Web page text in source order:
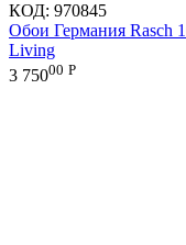
КОД: 970845
Обои Германия Rasch
Living
3 75000 Р